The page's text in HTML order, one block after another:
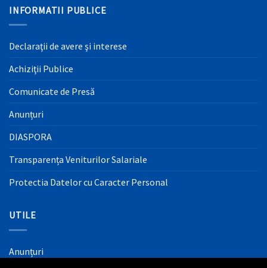
INFORMATII PUBLICE
Declaraţii de avere şi interese
Achiziţii Publice
Comunicate de Presă
Anunțuri
DIASPORA
Transparența Veniturilor Salariale
Protectia Datelor cu Caracter Personal
UTILE
Anunțuri